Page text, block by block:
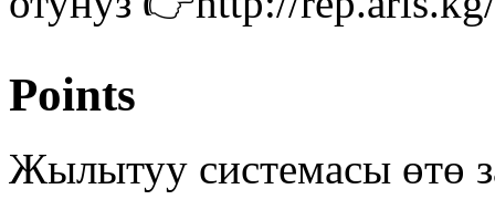
Points
Жылытуу системасы өтө